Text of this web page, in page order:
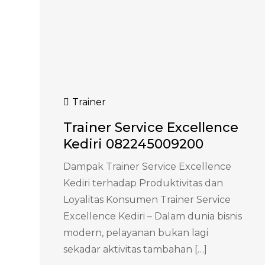
Trainer
Trainer Service Excellence
Kediri 082245009200
Dampak Trainer Service Excellence
Kediri terhadap Produktivitas dan
Loyalitas Konsumen Trainer Service
Excellence Kediri – Dalam dunia bisnis
modern, pelayanan bukan lagi
sekadar aktivitas tambahan […]